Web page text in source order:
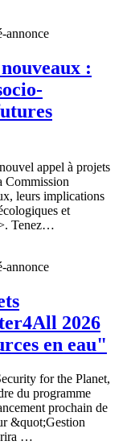
annonce
:
appel à projets
Commission
leurs implications
et
Tenez…
annonce
2026
en eau"
for the Planet,
du programme
prochain de
&quot;Gestion
…